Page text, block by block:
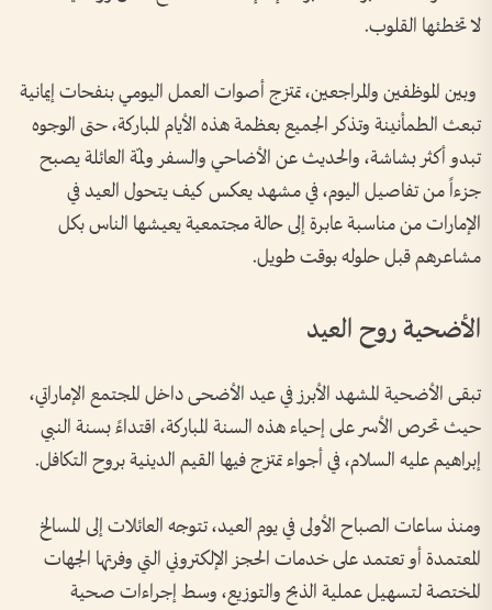
لا تخطئها القلوب.
وبين الموظفين والمراجعين، تمتزج أصوات العمل اليومي بنفحات إيمانية
تبعث الطمأنينة وتذكر الجميع بعظمة هذه الأيام المباركة، حتى الوجوه
تبدو أكثر بشاشة، والحديث عن الأضاحي والسفر ولمّة العائلة يصبح
جزءاً من تفاصيل اليوم، في مشهد يعكس كيف يتحول العيد في
الإمارات من مناسبة عابرة إلى حالة مجتمعية يعيشها الناس بكل
مشاعرهم قبل حلوله بوقت طويل.
الأضحية روح العيد
تبقى الأضحية المشهد الأبرز في عيد الأضحى داخل المجتمع الإماراتي،
حيث تحرص الأسر على إحياء هذه السنة المباركة، اقتداءً بسنة النبي
إبراهيم عليه السلام، في أجواء تمتزج فيها القيم الدينية بروح التكافل.
ومنذ ساعات الصباح الأولى في يوم العيد، تتوجه العائلات إلى المسالخ
المعتمدة أو تعتمد على خدمات الحجز الإلكتروني التي وفرتها الجهات
المختصة لتسهيل عملية الذبح والتوزيع، وسط إجراءات صحية